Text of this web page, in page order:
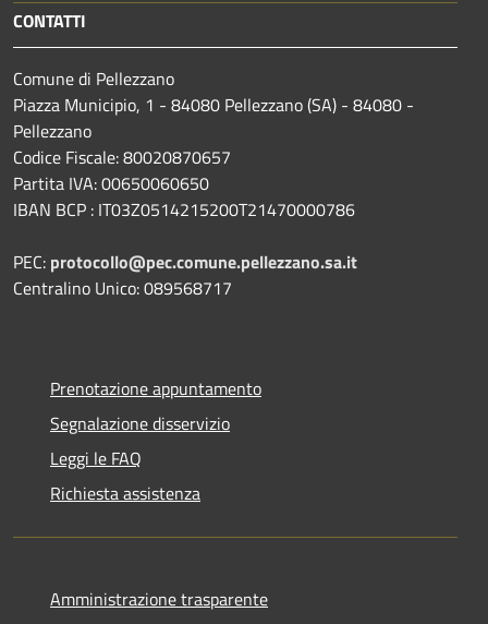
CONTATTI
Comune di Pellezzano
Piazza Municipio, 1 - 84080 Pellezzano (SA) - 84080 -
Pellezzano
Codice Fiscale: 80020870657
Partita IVA: 00650060650
IBAN BCP : IT03Z0514215200T21470000786
PEC: protocollo@pec.comune.pellezzano.sa.it
Centralino Unico: 089568717
Prenotazione appuntamento
Segnalazione disservizio
Leggi le FAQ
Richiesta assistenza
Amministrazione trasparente